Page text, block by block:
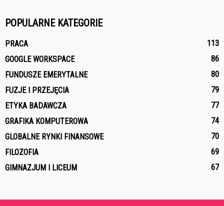
POPULARNE KATEGORIE
PRACA
113
GOOGLE WORKSPACE
86
FUNDUSZE EMERYTALNE
80
FUZJE I PRZEJĘCIA
79
ETYKA BADAWCZA
77
GRAFIKA KOMPUTEROWA
74
GLOBALNE RYNKI FINANSOWE
70
FILOZOFIA
69
GIMNAZJUM I LICEUM
67